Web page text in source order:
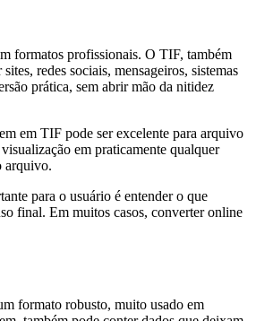
formatos profissionais. O TIF, também
redes sociais, mensageiros, sistemas
prática, sem abrir mão da nitidez
em TIF pode ser excelente para arquivo
em praticamente qualquer
arquivo.
para o usuário é entender o que
final. Em muitos casos, converter online
formato robusto, muito usado em